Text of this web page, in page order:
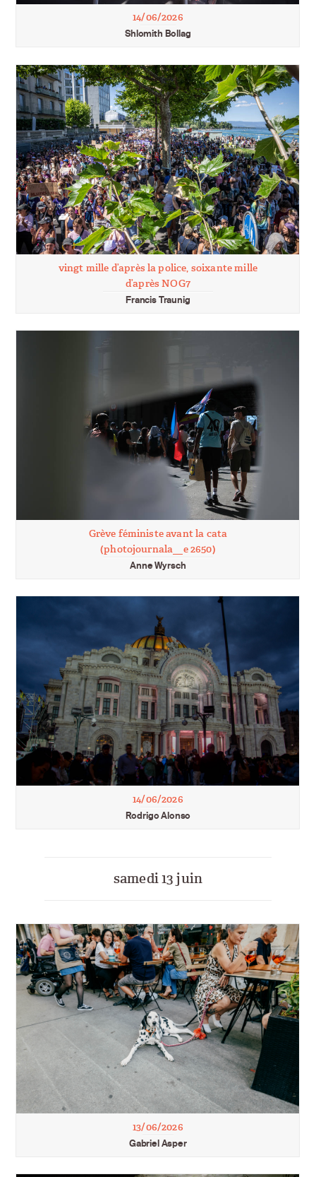
14/06/2026
Shlomith Bollag
vingt mille d’après la police, soixante mille
d’après NOG7
Francis Traunig
Grève féministe avant la cata
(photojournala__e 2650)
Anne Wyrsch
14/06/2026
Rodrigo Alonso
samedi 13 juin
13/06/2026
Gabriel Asper